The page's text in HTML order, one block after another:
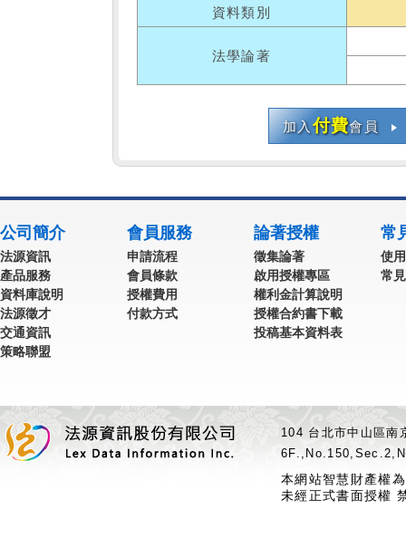
資料類別
法學論著
加入付費會員
公司簡介
法源資訊
產品服務
資料庫說明
法源徵才
交通資訊
策略聯盟
會員服務
申請流程
會員條款
授權費用
付款方式
論著授權
徵集論著
啟用授權專區
權利金計算說明
授權合約書下載
投稿基本資料表
常
使
常
104 台北市中山區
本網站智慧財產權
未經正式書面授權